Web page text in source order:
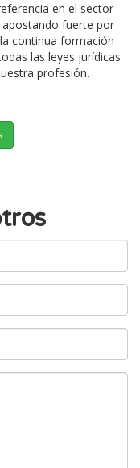
en el sector
fuerte por
continua formación
las leyes jurídicas
profesión.